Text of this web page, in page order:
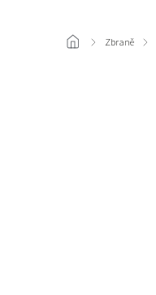
/ Zbraně /